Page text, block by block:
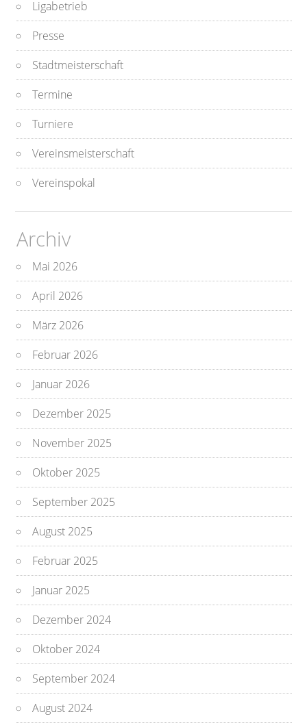
Ligabetrieb
Presse
Stadtmeisterschaft
Termine
Turniere
Vereinsmeisterschaft
Vereinspokal
Archiv
Mai 2026
April 2026
März 2026
Februar 2026
Januar 2026
Dezember 2025
November 2025
Oktober 2025
September 2025
August 2025
Februar 2025
Januar 2025
Dezember 2024
Oktober 2024
September 2024
August 2024